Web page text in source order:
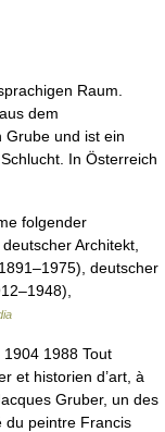
Raum.
dem
Grube und ist ein
In Österreich
folgender
Architekt,
deutscher
1988 Tout
et historien d’art, à
Gruber, un des
du peintre Francis